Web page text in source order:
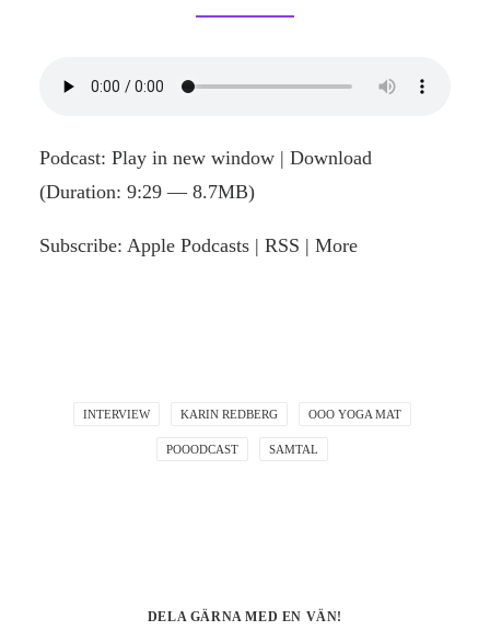
Podcast: Play in new window | Download
(Duration: 9:29 — 8.7MB)
Subscribe: Apple Podcasts | RSS | More
INTERVIEW KARIN REDBERG OOO YOGA MAT
POOODCAST SAMTAL
DELA GÄRNA MED EN VÄN!